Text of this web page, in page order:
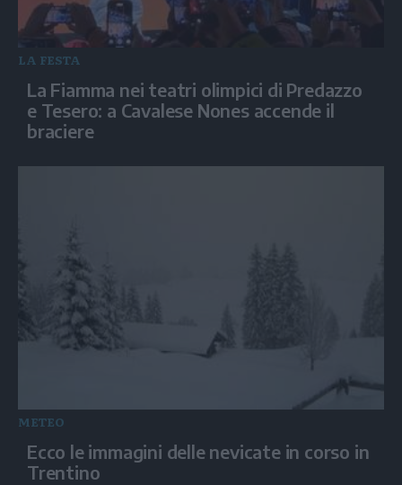
LA FESTA
La Fiamma nei teatri olimpici di Predazzo
e Tesero: a Cavalese Nones accende il
braciere
METEO
Ecco le immagini delle nevicate in corso in
Trentino